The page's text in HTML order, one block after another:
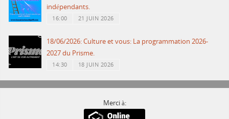
indépendants.
16:00 21 JUIN 2026
18/06/2026: Culture et vous: La programmation 2026-
2027 du Prisme.
14:30 18 JUIN 2026
Merci à: